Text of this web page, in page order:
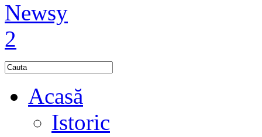
Acasă
Istoric